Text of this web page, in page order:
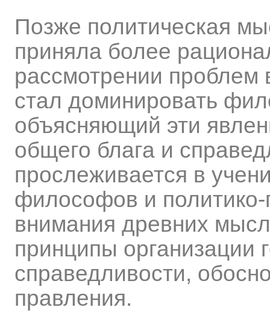
Позже политическая
приняла более
рассмотрении проблем
стал доминировать
объясняющий эти
общего блага и
прослеживается в
философов и
внимания древних
принципы организации
справедливости,
правления.